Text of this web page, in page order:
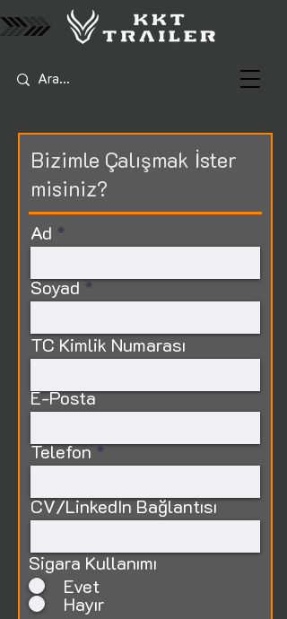
Bizimle Çalışmak İster
misiniz?
Ad
Soyad
TC Kimlik Numarası
E-Posta
Telefon
CV/LinkedIn Bağlantısı
Sigara Kullanımı
Evet
Hayır